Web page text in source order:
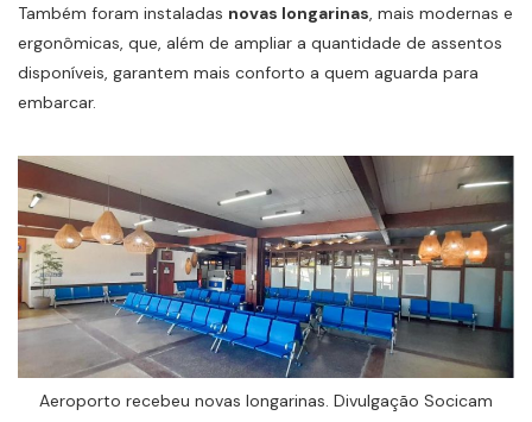
Também foram instaladas novas longarinas, mais modernas e
ergonômicas, que, além de ampliar a quantidade de assentos
disponíveis, garantem mais conforto a quem aguarda para
embarcar.
Aeroporto recebeu novas longarinas. Divulgação Socicam